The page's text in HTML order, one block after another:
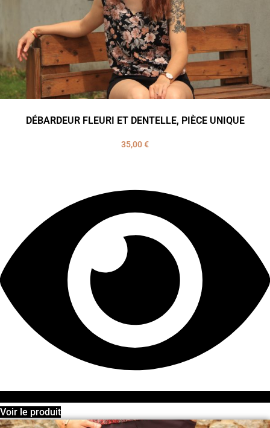
DÉBARDEUR FLEURI ET DENTELLE, PIÈCE UNIQUE
35,00€
Voir le produit